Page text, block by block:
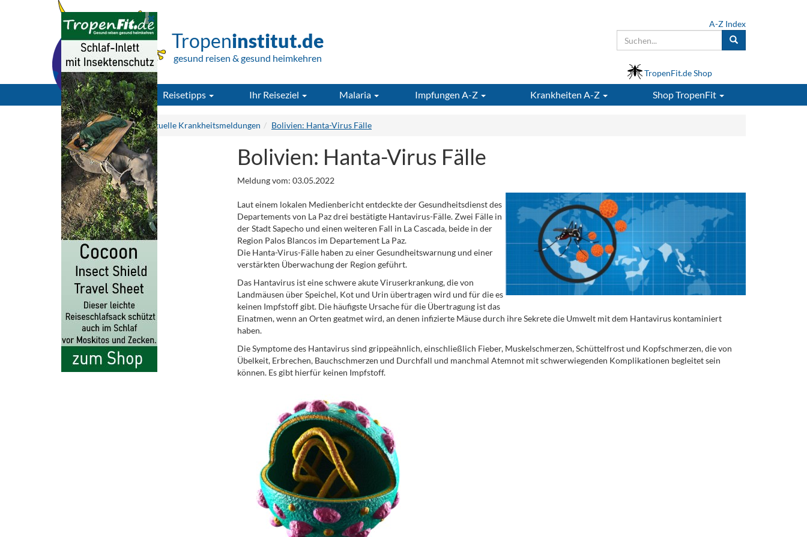
Tropeninstitut.de
gesund reisen & gesund heimkehren
A-Z Index
TropenFit.de Shop
Reisetipps Ihr Reiseziel Malaria Impfungen A-Z Krankheiten A-Z ShopTropenFit
Tropeninstitut.de Aktuelle Krankheitsmeldungen Bolivien: Hanta-Virus Fälle
Bolivien: Hanta-Virus Fälle
Meldung vom: 03.05.2022
Laut einem lokalen Medienbericht entdeckte der Gesundheitsdienst des
Departements von La Paz drei bestätigte Hantavirus-Fälle. Zwei Fälle in
der Stadt Sapecho und einen weiteren Fall in La Cascada, beide in der
Region Palos Blancos im Departement La Paz.
Die Hanta-Virus-Fälle haben zu einer Gesundheitswarnung und einer
verstärkten Überwachung der Region geführt.
Das Hantavirus ist eine schwere akute Viruserkrankung, die von
Landmäusen über Speichel, Kot und Urin übertragen wird und für die es
keinen Impfstoff gibt. Die häufigste Ursache für die Übertragung ist das
Einatmen, wenn an Orten geatmet wird, an denen infizierte Mäuse durch ihre Sekrete die Umwelt mit dem Hantavirus kontaminiert
haben.
Die Symptome des Hantavirus sind grippeähnlich, einschließlich Fieber, Muskelschmerzen, Schüttelfrost und Kopfschmerzen, die von
Übelkeit, Erbrechen, Bauchschmerzen und Durchfall und manchmal Atemnot mit schwerwiegenden Komplikationen begleitet sein
können. Es gibt hierfür keinen Impfstoff.